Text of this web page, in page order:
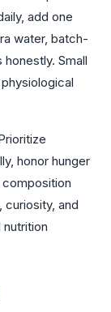
add one
water, batch-
Small
honor hunger
curiosity, and